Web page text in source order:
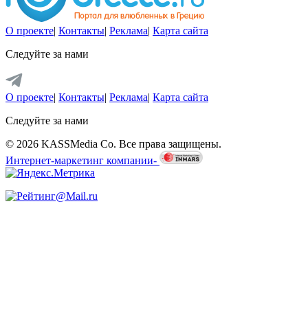
О проекте| Контакты| Реклама| Карта сайта
Следуйте за нами
О проекте| Контакты| Реклама| Карта сайта
Следуйте за нами
© 2026 KASSMedia Co. Все права защищены.
Интернет-маркетинг компании-